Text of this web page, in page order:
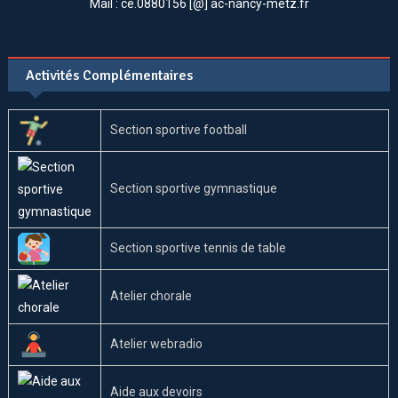
Mail : ce.0880156 [@] ac-nancy-metz.fr
Activités Complémentaires
Section sportive football
Section sportive gymnastique
Section sportive tennis de table
Atelier chorale
Atelier webradio
Aide aux devoirs